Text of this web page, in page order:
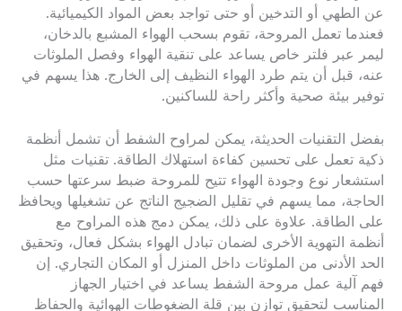
عن الطهي أو التدخين أو حتى تواجد بعض المواد الكيميائية.
فعندما تعمل المروحة، تقوم بسحب الهواء المشبع بالدخان،
ليمر عبر فلتر خاص يساعد على تنقية الهواء وفصل الملوثات
عنه، قبل أن يتم طرد الهواء النظيف إلى الخارج. هذا يسهم في
توفير بيئة صحية وأكثر راحة للساكنين.
بفضل التقنيات الحديثة، يمكن لمراوح الشفط أن تشمل أنظمة
ذكية تعمل على تحسين كفاءة استهلاك الطاقة. تقنيات مثل
استشعار نوع وجودة الهواء تتيح للمروحة ضبط سرعتها حسب
الحاجة، مما يسهم في تقليل الضجيج الناتج عن تشغيلها ويحافظ
على الطاقة. علاوة على ذلك، يمكن دمج هذه المراوح مع
أنظمة التهوية الأخرى لضمان تبادل الهواء بشكل فعال، وتحقيق
الحد الأدنى من الملوثات داخل المنزل أو المكان التجاري. إن
فهم آلية عمل مروحة الشفط يساعد في اختيار الجهاز
المناسب لتحقيق توازن بين قلة الضغوطات الهوائية والحفاظ